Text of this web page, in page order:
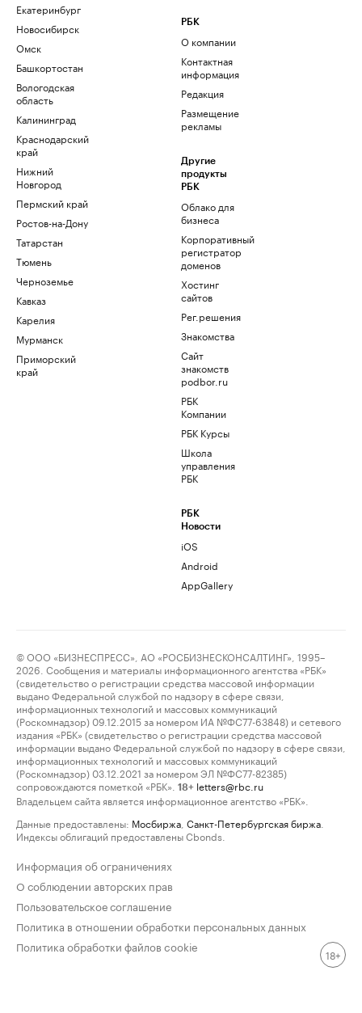
Екатеринбург
Новосибирск
Омск
Башкортостан
Вологодская
область
Калининград
Краснодарский
край
Нижний
Новгород
Пермский край
Ростов-на-Дону
Татарстан
Тюмень
Черноземье
Кавказ
Карелия
Мурманск
Приморский
край
РБК
О компании
Контактная
информация
Редакция
Размещение
рекламы
Другие
продукты
РБК
Облако для
бизнеса
Корпоративный
регистратор
доменов
Хостинг
сайтов
Рег.решения
Знакомства
Сайт
знакомств
podbor.ru
РБК
Компании
РБК Курсы
Школа
управления
РБК
РБК
Новости
iOS
Android
AppGallery
© ООО «БИЗНЕСПРЕСС», АО «РОСБИЗНЕСКОНСАЛТИНГ», 1995–
2026. Сообщения и материалы информационного агентства «РБК»
(свидетельство о регистрации средства массовой информации
выдано Федеральной службой по надзору в сфере связи,
информационных технологий и массовых коммуникаций
(Роскомнадзор) 09.12.2015 за номером ИА №ФС77-63848) и сетевого
издания «РБК» (свидетельство о регистрации средства массовой
информации выдано Федеральной службой по надзору в сфере связи,
информационных технологий и массовых коммуникаций
(Роскомнадзор) 03.12.2021 за номером ЭЛ №ФС77-82385)
сопровождаются пометкой «РБК».
18+ letters@rbc.ru
Владельцем сайта является информационное агентство «РБК».
Данные предоставлены: Мосбиржа Санкт-Петербургская биржа
Индексы облигаций предоставлены Cbonds.
Информация об ограничениях
О соблюдении авторских прав
Пользовательское соглашение
Политика в отношении обработки персональных данных
Политика обработки файлов cookie
18+